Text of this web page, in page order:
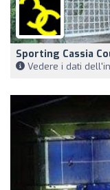
Sporting Cassia
Vedere i dati